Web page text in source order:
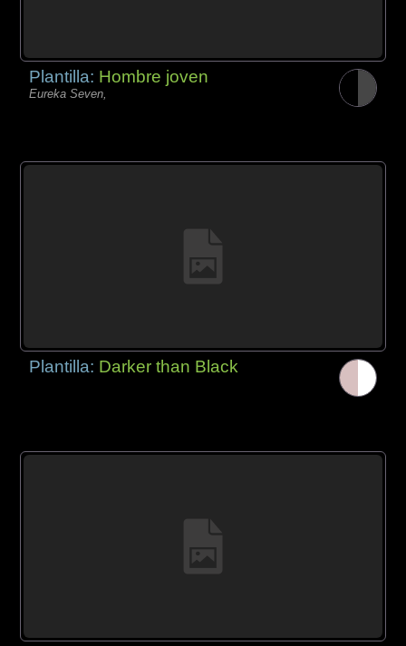
Plantilla: Hombre joven
Eureka Seven,
Plantilla: Darker than Black